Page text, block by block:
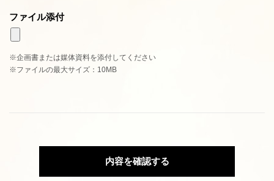
ファイル添付
企画書または媒体資料を添付してください
ファイルの最大サイズ：10MB
内容を確認する